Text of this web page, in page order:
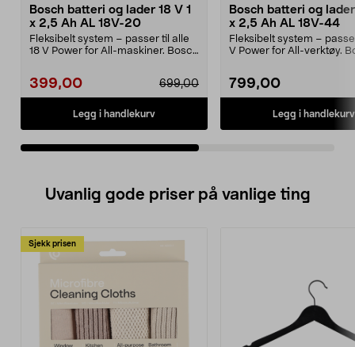
Bosch batteri og lader 18 V 1
x 2,5 Ah AL 18V-20
Fleksibelt system – passer til alle
18 V Power for All-maskiner. Bosch
699,00
399,00
Legg i handlekurv
Bosch batteri og lader
x 2,5 Ah AL 18V-44
Fleksibelt system –
V Power for All-verktøy.
799,00
Legg i handlekurv
Uvanlig gode priser på vanlige ting
Sjekk prisen